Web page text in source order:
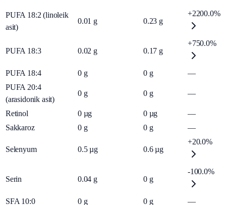
PUFA 18:2 (linoleik
asit)
0.01 g 0.23 g
+2200.0%
PUFA 18:3 0.02 g 0.17 g
+750.0%
PUFA 18:4 0 g 0 g
—
PUFA 20:4
(arasidonik asit)
0 g 0 g —
Retinol 0 µg 0 µg
—
Sakkaroz
0 g 0 g —
Selenyum 0.5 µg 0.6 µg
+20.0%
Serin 0.04 g 0 g
-100.0%
SFA 10:0 0 g 0 g —